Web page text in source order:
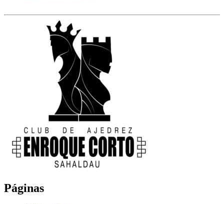
Páginas